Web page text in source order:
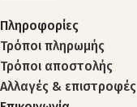
Πληροφορίες
Τρόποι πληρωμής
Τρόποι αποστολής
Αλλαγές & επιστροφές